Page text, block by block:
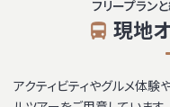
現地
フリープラン
アクティビティやグルメ体験